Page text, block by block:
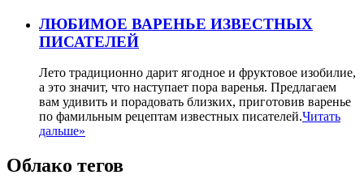
ЛЮБИМОЕ ВАРЕНЬЕ ИЗВЕСТНЫХ
ПИСАТЕЛЕЙ
Лето традиционно дарит ягодное и фруктовое изобилие,
а это значит, что наступает пора варенья. Предлагаем
вам удивить и порадовать близких, приготовив варенье
по фамильным рецептам известных писателей.Читать
дальше»
Облако тегов